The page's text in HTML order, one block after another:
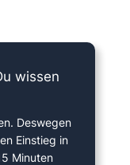
wissen
Deswegen
Einstieg in
Minuten